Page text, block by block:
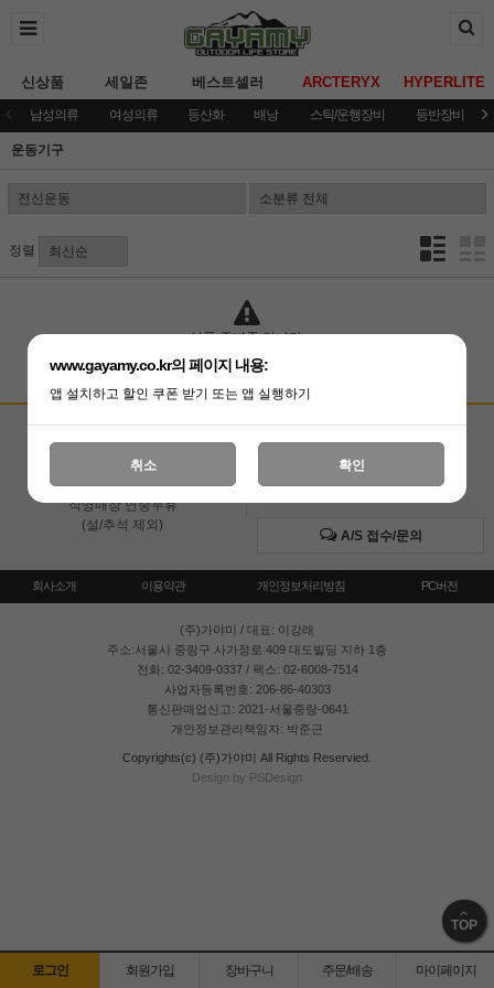
신상품 세일존 베스트셀러 ARCTERYX HYPERLITE
남성의류 여성의류 등산화 배낭 스틱/운행장비 등반장비
운동기구
정렬
상품 준비중 입니다.
고객상담센터
온라인 : 02-3409-0337
직영매장 : 02-3409-0339
직영매장 연중무휴
(설/추석 제외)
입금계좌안내
국민은행 051001-04-100255
A/S 접수/문의
회사소개 이용약관 개인정보처리방침 PC버전
(주)가야미 / 대표: 이강래
주소:서울시 중랑구 사가정로 409 대도빌딩 지하 1층
전화: 02-3409-0337 / 팩스: 02-6008-7514
사업자등록번호: 206-86-40303
통신판매업신고: 2021-서울중랑-0641
개인정보관리책임자: 박준근
Copyrights(c) (주)가야미 All Rights Reservied.
Design by PSDesign
TOP
로그인 회원가입 장바구니 주문/배송 마이페이지
www.gayamy.co.kr의 페이지 내용:
앱 설치하고 할인 쿠폰 받기 또는 앱 실행하기
취소 확인